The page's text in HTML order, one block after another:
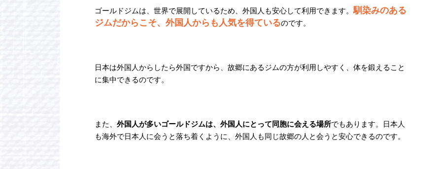
ゴールドジムは、世界で展開しているため、外国人も安心して利用できます。馴染みのある
ジムだからこそ、外国人からも人気を得ているのです。
日本は外国人からしたら外国ですから、故郷にあるジムの方が利用しやすく、体を鍛えること
に集中できるのです。
また、 外国人が多いゴールドジムは、外国人にとって同胞に会える場所でもあります。日本人
も海外で日本人に会うと落ち着くように、外国人も同じ故郷の人と会うと安心できるのです。